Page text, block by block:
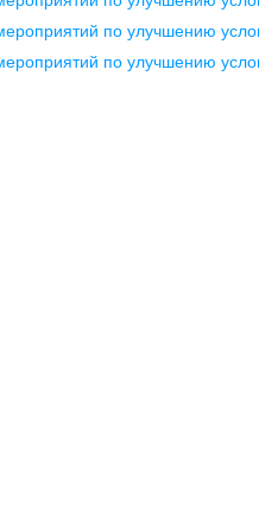
по улучшению
по улучшению